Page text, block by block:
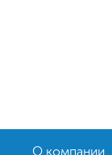
О компании